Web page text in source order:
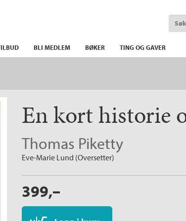
BLI MEDLEM BØKER TING OG GAVER
En kort historie
Thomas Piketty
Eve-Marie Lund (Oversetter)
399,–